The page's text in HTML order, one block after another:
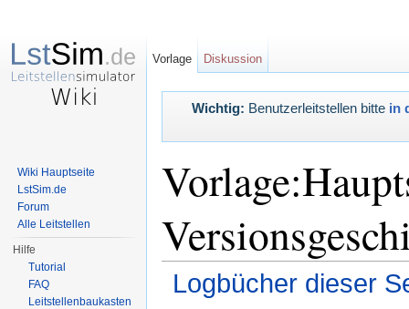
Wichtig: Benutzerleitstellen bitte in
Logbücher dieser
Vorlage Diskussion
Wiki Hauptseite
LstSim.de
Forum
Alle Leitstellen
Hilfe
Tutorial
FAQ
Leitstellenbaukasten